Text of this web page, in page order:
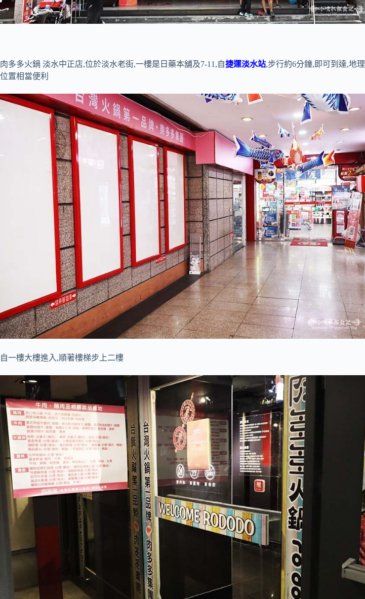
肉多多火鍋 淡水中正店,位於淡水老街,一樓是日藥本舖及7-11,自捷運淡水站,步行約6分鐘,即可到達,地理
位置相當便利
自一樓大樓進入,順著樓梯步上二樓